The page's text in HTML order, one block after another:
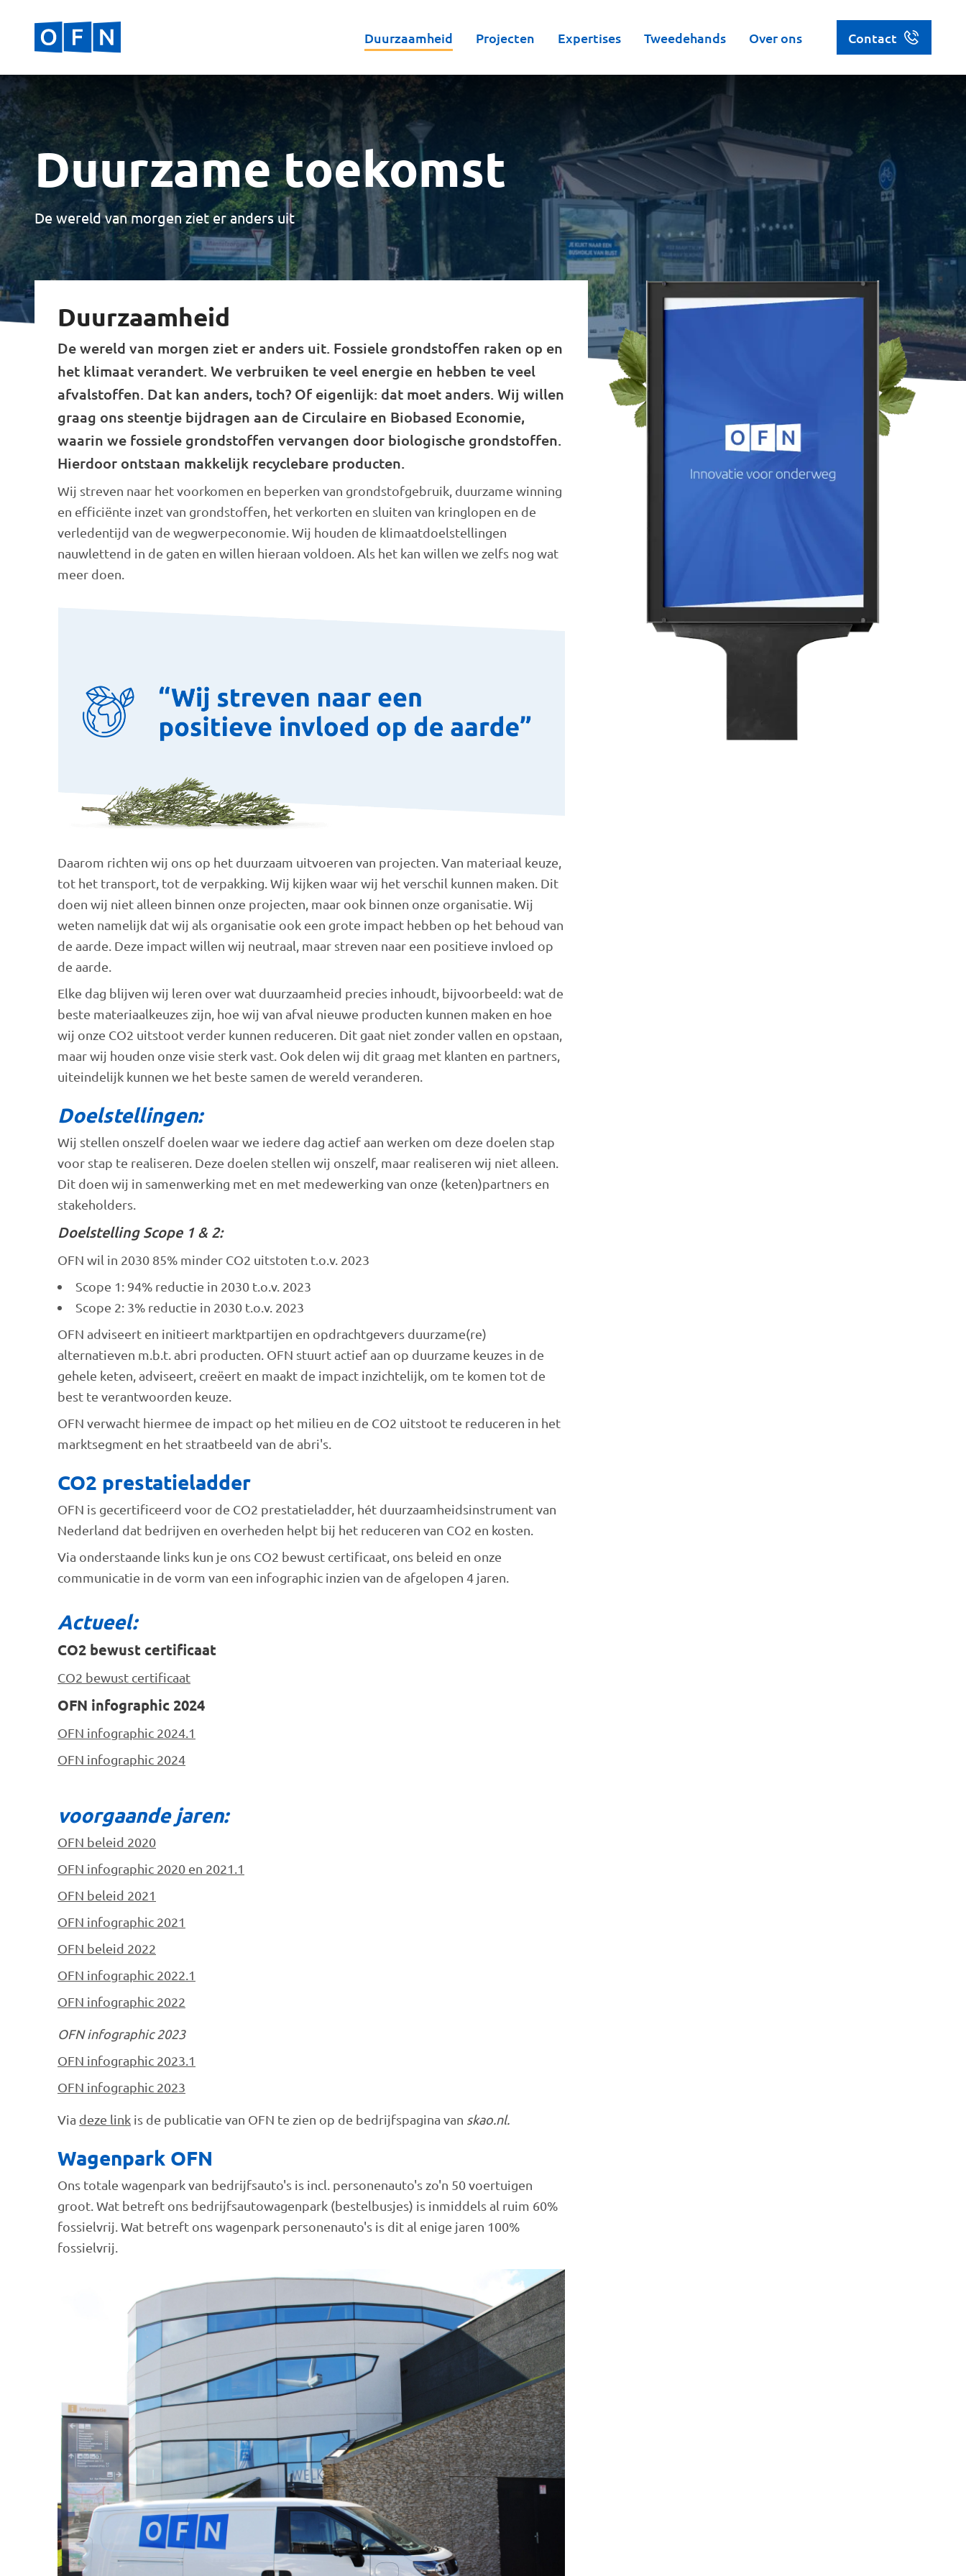
Duurzaamheid Projecten Expertises Tweedehands Over ons Contact
Duurzame toekomst
De wereld van morgen ziet er anders uit
Duurzaamheid
De wereld van morgen ziet er anders uit. Fossiele grondstoffen raken op en
het klimaat verandert. We verbruiken te veel energie en hebben te veel
afvalstoffen. Dat kan anders, toch? Of eigenlijk: dat moet anders. Wij willen
graag ons steentje bijdragen aan de Circulaire en Biobased Economie,
waarin we fossiele grondstoffen vervangen door biologische grondstoffen.
Hierdoor ontstaan makkelijk recyclebare producten.
Wij streven naar het voorkomen en beperken van grondstofgebruik, duurzame winning
en efficiënte inzet van grondstoffen, het verkorten en sluiten van kringlopen en de
verledentijd van de wegwerpeconomie. Wij houden de klimaatdoelstellingen
nauwlettend in de gaten en willen hieraan voldoen. Als het kan willen we zelfs nog wat
meer doen.
Daarom richten wij ons op het duurzaam uitvoeren van projecten. Van materiaal keuze,
tot het transport, tot de verpakking. Wij kijken waar wij het verschil kunnen maken. Dit
doen wij niet alleen binnen onze projecten, maar ook binnen onze organisatie. Wij
weten namelijk dat wij als organisatie ook een grote impact hebben op het behoud van
de aarde. Deze impact willen wij neutraal, maar streven naar een positieve invloed op
de aarde.
Elke dag blijven wij leren over wat duurzaamheid precies inhoudt, bijvoorbeeld: wat de
beste materiaalkeuzes zijn, hoe wij van afval nieuwe producten kunnen maken en hoe
wij onze CO2 uitstoot verder kunnen reduceren. Dit gaat niet zonder vallen en opstaan,
maar wij houden onze visie sterk vast. Ook delen wij dit graag met klanten en partners,
uiteindelijk kunnen we het beste samen de wereld veranderen.
Doelstellingen:
Wij stellen onszelf doelen waar we iedere dag actief aan werken om deze doelen stap
voor stap te realiseren. Deze doelen stellen wij onszelf, maar realiseren wij niet alleen.
Dit doen wij in samenwerking met en met medewerking van onze (keten)partners en
stakeholders.
Doelstelling Scope 1 & 2:
OFN wil in 2030 85% minder CO2 uitstoten t.o.v. 2023
Scope 1: 94% reductie in 2030 t.o.v. 2023
Scope 2: 3% reductie in 2030 t.o.v. 2023
OFN adviseert en initieert marktpartijen en opdrachtgevers duurzame(re)
alternatieven m.b.t. abri producten. OFN stuurt actief aan op duurzame keuzes in de
gehele keten, adviseert, creëert en maakt de impact inzichtelijk, om te komen tot de
best te verantwoorden keuze.
OFN verwacht hiermee de impact op het milieu en de CO2 uitstoot te reduceren in het
marktsegment en het straatbeeld van de abri's.
CO2 prestatieladder
OFN is gecertificeerd voor de CO2 prestatieladder, hét duurzaamheidsinstrument van
Nederland dat bedrijven en overheden helpt bij het reduceren van CO2 en kosten.
Via onderstaande links kun je ons CO2 bewust certificaat, ons beleid en onze
communicatie in de vorm van een infographic inzien van de afgelopen 4 jaren.
Actueel:
CO2 bewust certificaat
CO2 bewust certificaat
OFN infographic 2024
OFN infographic 2024.1
OFN infographic 2024
voorgaande jaren:
OFN beleid 2020
OFN infographic 2020 en 2021.1
OFN beleid 2021
OFN infographic 2021
OFN beleid 2022
OFN infographic 2022.1
OFN infographic 2022
OFN infographic 2023
OFN infographic 2023.1
OFN infographic 2023
Via deze link is de publicatie van OFN te zien op de bedrijfspagina van skao.nl.
Wagenpark OFN
Ons totale wagenpark van bedrijfsauto's is incl. personenauto's zo'n 50 voertuigen
groot. Wat betreft ons bedrijfsautowagenpark (bestelbusjes) is inmiddels al ruim 60%
fossielvrij. Wat betreft ons wagenpark personenauto's is dit al enige jaren 100%
fossielvrij.